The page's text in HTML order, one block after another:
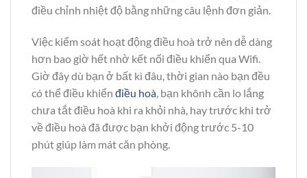
điều chỉnh nhiệt độ bằng những câu lệnh đơn giản.
Việc kiểm soát hoạt động điều hoà trở nên dễ dàng
hơn bao giờ hết nhờ kết nối điều khiển qua Wifi.
Giờ đây dù bạn ở bất kì đâu, thời gian nào bạn đều
có thể điều khiển điều hoà , bạn khônh cần lo lắng
chưa tắt điều hoà khi ra khỏi nhà, hay trước khi trở
về điều hoà đã được bạn khởi động trước 5-10
phút giúp làm mát căn phòng.